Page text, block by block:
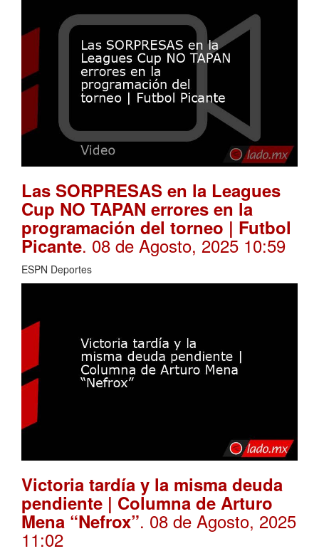
Las SORPRESAS en la Leagues
Cup NO TAPAN errores en la
programación del torneo | Futbol
Picante. 08 de Agosto, 2025 10:59
ESPN Deportes
Victoria tardía y la misma deuda
pendiente | Columna de Arturo
Mena “Nefrox”. 08 de Agosto, 2025
11:02